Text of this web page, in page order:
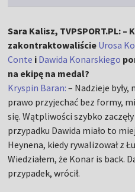
Sara Kalisz, TVPSPORT.PL: –
zakontraktowaliście Urosa
Conte i Dawida Konarskiego
na ekipę na medal?
Kryspin Baran: – Nadzieje
prawo przyjechać bez formy,
się. Wątpliwości szybko
przypadku Dawida miało to
Heynena, kiedy rywalizował z
Wiedziałem, że Konar is back.
przypadek, wrócił.